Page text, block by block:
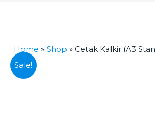
Home »Shop »Cetak Kalkir (A3
Sale!